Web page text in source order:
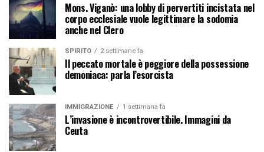
Mons. Viganò: una lobby di pervertiti incistata nel
corpo ecclesiale vuole legittimare la sodomia
anche nel Clero
SPIRITO 2 settimane fa
Il peccato mortale è peggiore della possessione
demoniaca: parla l’esorcista
IMMIGRAZIONE 1 settimana fa
L’invasione è incontrovertibile. Immagini da
Ceuta